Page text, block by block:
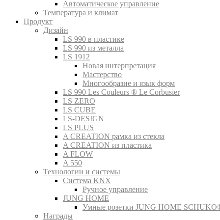
Автоматическое управление
Температура и климат
Продукт
Дизайн
LS 990 в пластике
LS 990 из металла
LS 1912
Новая интерпретация
Мастерство
Многообразие и язык форм
LS 990 Les Couleurs ® Le Corbusier
LS ZERO
LS CUBE
LS-DESIGN
LS PLUS
A CREATION рамка из стекла
A CREATION из пластика
A FLOW
A 550
Технологии и системы
Система KNX
Ручное управление
JUNG HOME
Умные розетки JUNG HOME
Награды